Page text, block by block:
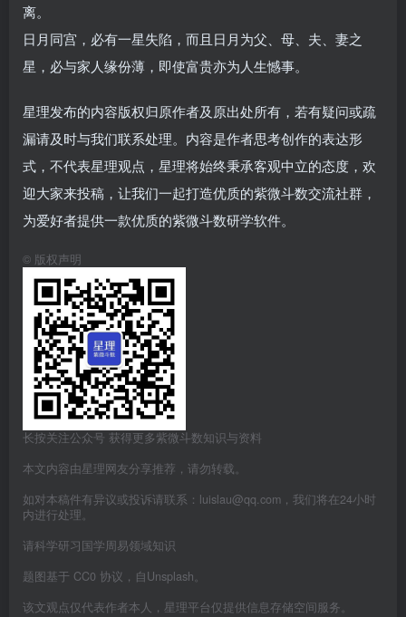
离。
日月同宫，必有一星失陷，而且日月为父、母、夫、妻之
星，必与家人缘份薄，即使富贵亦为人生憾事。
星理发布的内容版权归原作者及原出处所有，若有疑问或疏
漏请及时与我们联系处理。内容是作者思考创作的表达形
式，不代表星理观点，星理将始终秉承客观中立的态度，欢
迎大家来投稿，让我们一起打造优质的紫微斗数交流社群，
为爱好者提供一款优质的紫微斗数研学软件。
© 版权声明
长按关注公众号 获得更多紫微斗数知识与资料
本文内容由星理网友分享推荐，请勿转载。
如对本稿件有异议或投诉请联系：luislau@qq.com，我们将在24小时
内进行处理。
请科学研习国学周易领域知识
题图基于 CC0 协议，自Unsplash。
该文观点仅代表作者本人，星理平台仅提供信息存储空间服务。